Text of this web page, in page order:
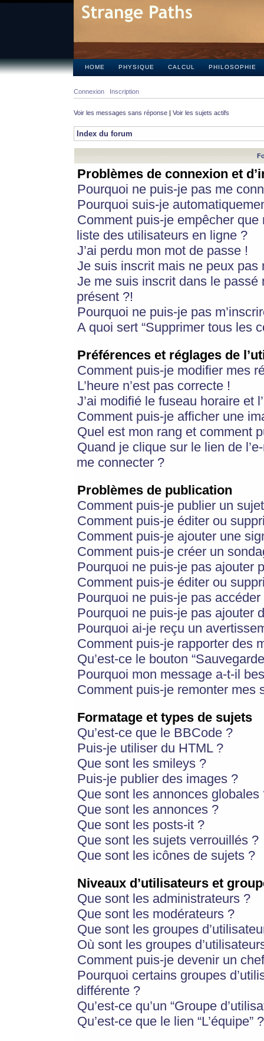
HOME PHYSIQUE CALCUL PHILOSOPHIE
Connexion Inscription
Voir les messages sans réponse | Voir les sujets actifs
Index du forum
Problèmes de connexion et
Pourquoi ne puis-je pas me
Pourquoi suis-je
Comment puis-je empêcher
liste des utilisateurs en ligne ?
J’ai perdu mon mot de passe !
Je suis inscrit mais ne peux pas
Je me suis inscrit dans le
présent ?!
Pourquoi ne puis-je pas
A quoi sert “Supprimer tous les
Préférences et réglages de
Comment puis-je modifier mes
L’heure n’est pas correcte !
J’ai modifié le fuseau horaire et
Comment puis-je afficher une
Quel est mon rang et comment
Quand je clique sur le lien de
me connecter ?
Problèmes de publication
Comment puis-je publier un
Comment puis-je éditer ou
Comment puis-je ajouter une
Comment puis-je créer un
Pourquoi ne puis-je pas ajouter
Comment puis-je éditer ou
Pourquoi ne puis-je pas
Pourquoi ne puis-je pas ajouter
Pourquoi ai-je reçu un
Comment puis-je rapporter des
Qu’est-ce le bouton
Pourquoi mon message a-t-il
Comment puis-je remonter mes
Formatage et types de sujets
Qu’est-ce que le BBCode ?
Puis-je utiliser du HTML ?
Que sont les smileys ?
Puis-je publier des images ?
Que sont les annonces globales
Que sont les annonces ?
Que sont les posts-it ?
Que sont les sujets verrouillés ?
Que sont les icônes de sujets ?
Niveaux d’utilisateurs et
Que sont les administrateurs ?
Que sont les modérateurs ?
Que sont les groupes
Où sont les groupes
Comment puis-je devenir un
Pourquoi certains groupes
différente ?
Qu’est-ce qu’un “Groupe
Qu’est-ce que le lien “L’équipe” ?